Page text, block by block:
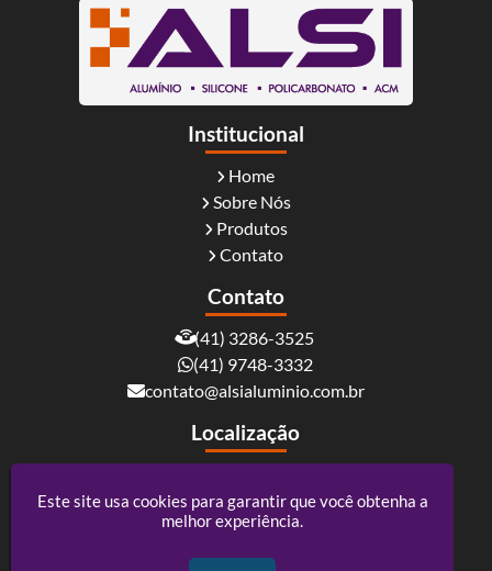
Institucional
Home
Sobre Nós
Produtos
Contato
Contato
(41) 3286-3525
(41) 9748-3332
contato@alsialuminio.com.br
Localização
Curitiba / PR - CEP: 81730-060
Este site usa cookies para garantir que você obtenha a
melhor experiência.